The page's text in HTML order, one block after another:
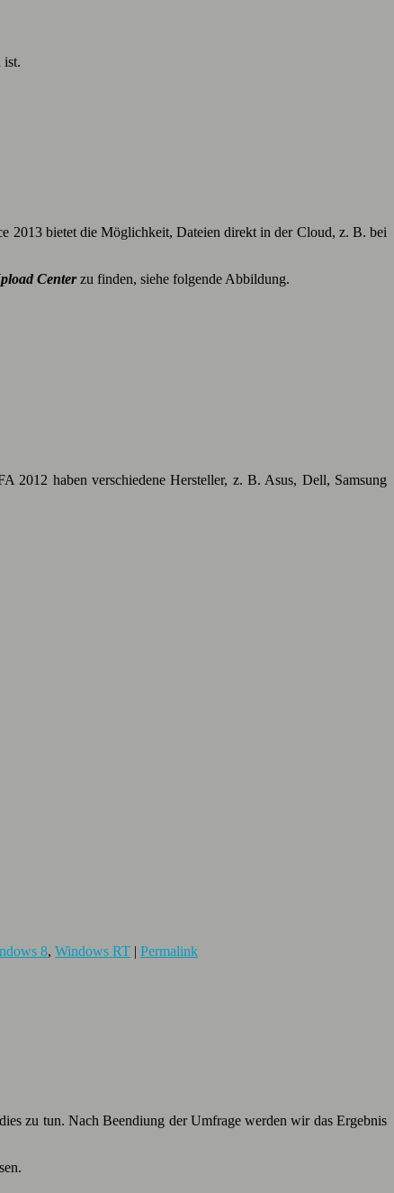
ist.
2013 bietet die Möglichkeit, Dateien direkt in der Cloud, z. B. bei
Center zu finden, siehe folgende Abbildung.
haben verschiedene Hersteller, z. B. Asus, Dell, Samsung
8, Windows RT | Permalink
zu tun. Nach Beendiung der Umfrage werden wir das Ergebnis